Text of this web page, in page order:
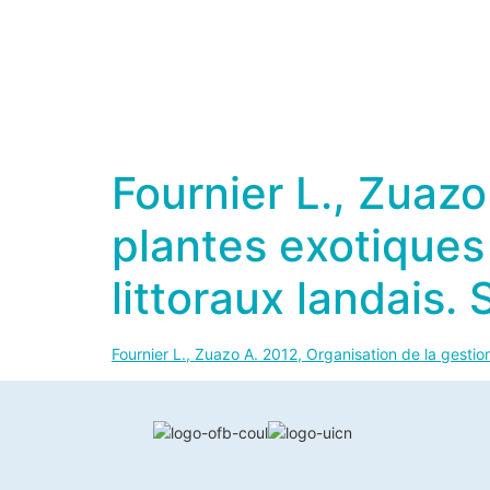
Fournier L., Zuazo
plantes
littoraux landais.
Fournier L., Zuazo A. 2012, Organisation de la